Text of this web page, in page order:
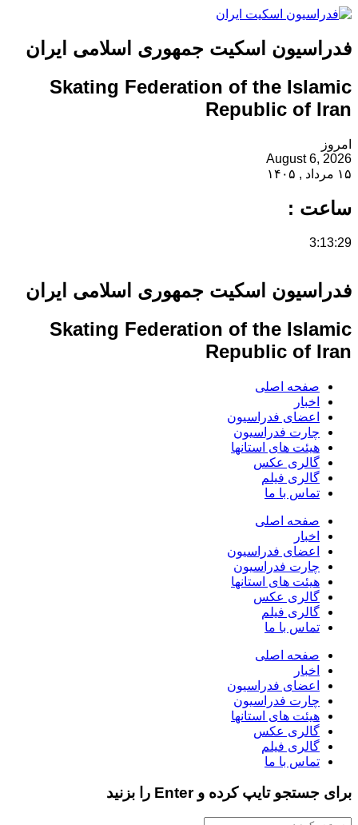
فدراسیون اسکیت جمهوری اسلامی ایران
Skating Federation of the Islamic
Republic of Iran
امروز
August 6, 2026
۱۵ مرداد , ۱۴۰۵
ساعت :
3:13:29
فدراسیون اسکیت جمهوری اسلامی ایران
Skating Federation of the Islamic
Republic of Iran
صفحه اصلی
اخبار
اعضای فدراسیون
چارت فدراسیون
هیئت های استانها
گالری عکس
گالری فیلم
تماس با ما
صفحه اصلی
اخبار
اعضای فدراسیون
چارت فدراسیون
هیئت های استانها
گالری عکس
گالری فیلم
تماس با ما
صفحه اصلی
اخبار
اعضای فدراسیون
چارت فدراسیون
هیئت های استانها
گالری عکس
گالری فیلم
تماس با ما
برای جستجو تایپ کرده و Enter را بزنید